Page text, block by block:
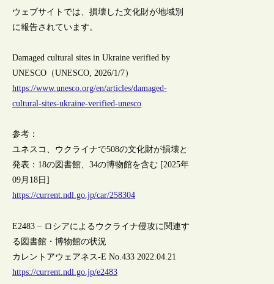
ウェブサイトでは、損壊した文化財が地域別
に報告されています。
Damaged cultural sites in Ukraine verified by
UNESCO（UNESCO, 2026/1/7）
https://www.unesco.org/en/articles/damaged-
cultural-sites-ukraine-verified-unesco
参考：
ユネスコ、ウクライナで508の文化財が損壊と
発表：18の図書館、34の博物館を含む [2025年
09月18日]
https://current.ndl.go.jp/car/258304
E2483 – ロシアによるウクライナ侵攻に関連す
る図書館・博物館の状況
カレントアウェアネス-E No.433 2022.04.21
https://current.ndl.go.jp/e2483